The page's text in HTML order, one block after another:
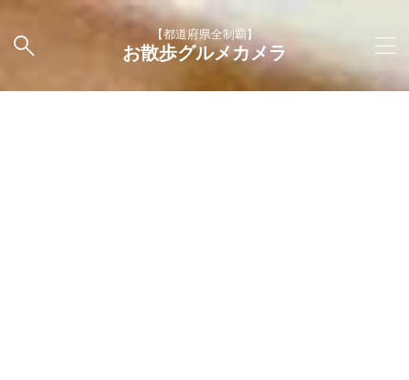
【都道府県全制覇】
お散歩グルメカメラ